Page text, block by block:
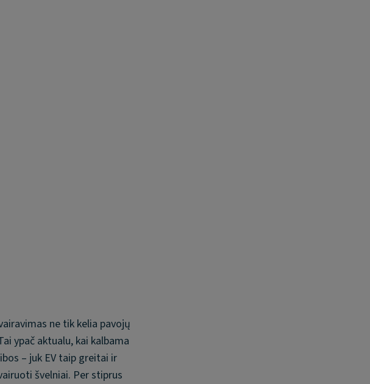
ne tik kelia pavojų
ypač aktualu, kai kalbama
– juk EV taip greitai ir
švelniai. Per stiprus